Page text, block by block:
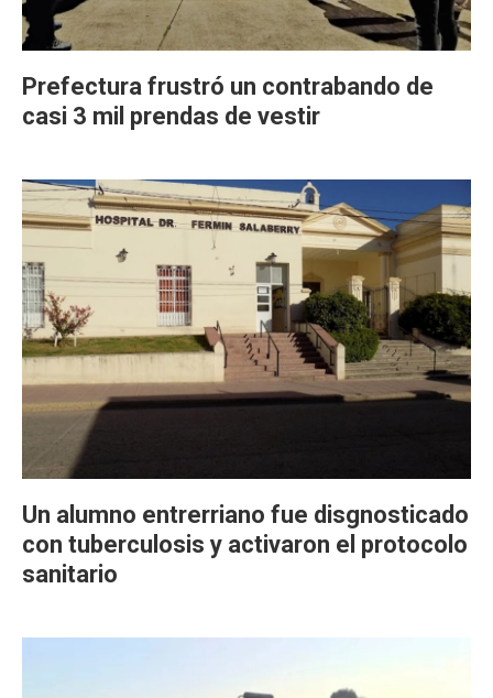
Prefectura frustró un contrabando de
casi 3 mil prendas de vestir
Un alumno entrerriano fue disgnosticado
con tuberculosis y activaron el protocolo
sanitario